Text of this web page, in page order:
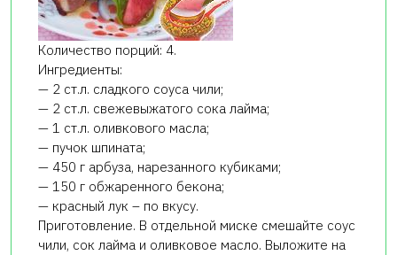
Количество порций: 4.
Ингредиенты:
— 2 ст.л. сладкого соуса чили;
— 2 ст.л. свежевыжатого сока лайма;
— 1 ст.л. оливкового масла;
— пучок шпината;
— 450 г арбуза, нарезанного кубиками;
— 150 г обжаренного бекона;
— красный лук – по вкусу.
Приготовление. В отдельной миске смешайте соус
чили, сок лайма и оливковое масло. Выложите на